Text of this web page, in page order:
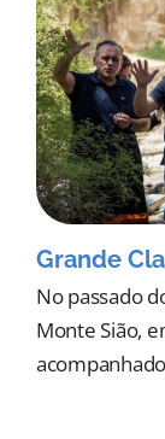
Grande
No passado
Monte Sião,